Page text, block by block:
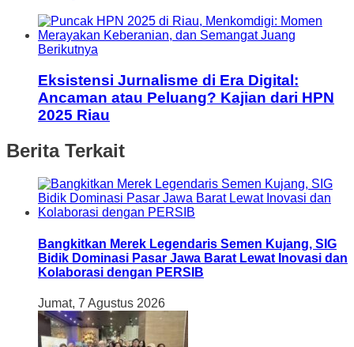
Berikutnya
Eksistensi Jurnalisme di Era Digital:
Ancaman atau Peluang? Kajian dari HPN
2025 Riau
Berita Terkait
Bangkitkan Merek Legendaris Semen Kujang, SIG
Bidik Dominasi Pasar Jawa Barat Lewat Inovasi dan
Kolaborasi dengan PERSIB
Jumat, 7 Agustus 2026